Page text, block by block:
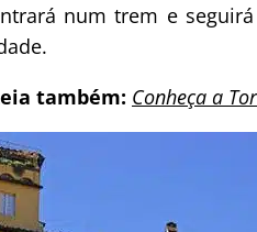
num trem e
também: Conheça a